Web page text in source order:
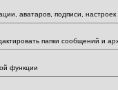
аватаров, подписи,
папки сообщений и
функции